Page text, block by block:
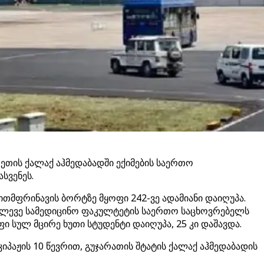
ქალაქ აჰმედაბადში ექიმების საერთო
ბორტზე მყოფი 242-ვე ადამიანი დაიღუპა.
სამედიცინო ფაკულტეტის საერთო საცხოვრებელს
სულ მცირე ხუთი სტუდენტი დაიღუპა, 25 კი დაშავდა.
10 წევრით, გუჯარათის შტატის ქალაქ აჰმედაბადის